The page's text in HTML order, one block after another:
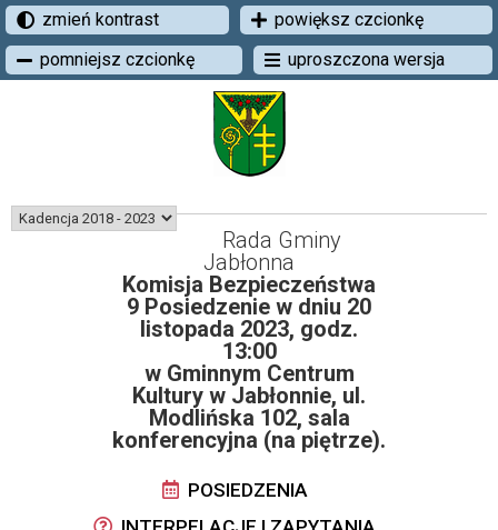
zmień kontrast
powiększ czcionkę
pomniejsz czcionkę
uproszczona wersja
Rada Gminy
Jabłonna
Komisja Bezpieczeństwa
9 Posiedzenie w dniu 20
listopada 2023, godz.
13:00
w Gminnym Centrum
Kultury w Jabłonnie, ul.
Modlińska 102, sala
konferencyjna (na piętrze).
POSIEDZENIA